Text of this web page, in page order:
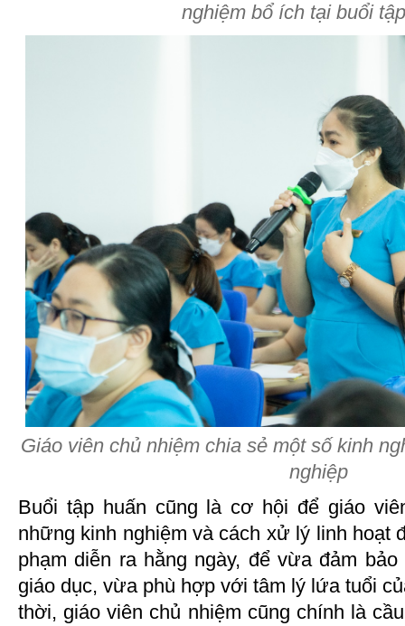
nghiệm bổ ích tại buổi
Giáo viên chủ nhiệm chia sẻ một số kinh
nghiệp
Buổi tập huấn cũng là cơ hội để giáo
những kinh nghiệm và cách xử lý linh hoạt
phạm diễn ra hằng ngày, để vừa đảm
giáo dục, vừa phù hợp với tâm lý lứa tuổi
thời, giáo viên chủ nhiệm cũng chính là